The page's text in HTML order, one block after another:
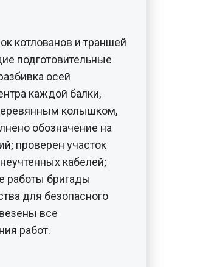
котлованов и траншей
подготовительные
осей
каждой балки,
колышком,
обозначение на
проверен участок
кабелей;
работы бригады
для безопасного
все
работ.